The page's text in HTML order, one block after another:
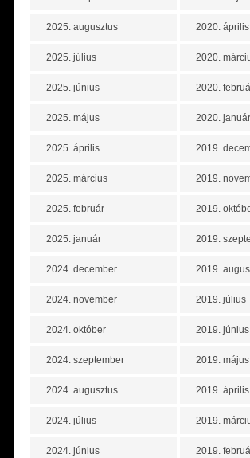
2025. augusztus
2025. július
2025. június
2025. május
2025. április
2025. március
2025. február
2025. január
2024. december
2024. november
2024. október
2024. szeptember
2024. augusztus
2024. július
2024. június
2020. április
2020.
2020.
2020. január
2019.
2019.
2019.
2019.
2019.
2019. július
2019. június
2019. május
2019. április
2019.
2019.